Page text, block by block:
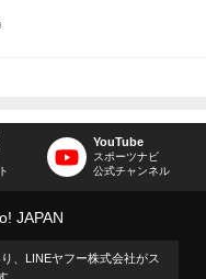
YouTube
スポーツナビ
公式チャンネル
JAPAN
、LINEヤフー株式会社がス